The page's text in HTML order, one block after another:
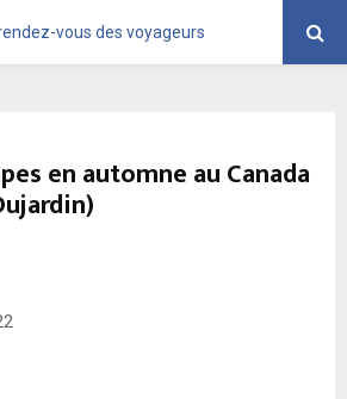
en automne au Canada